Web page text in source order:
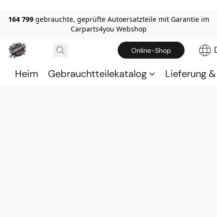
164 799 gebrauchte, geprüfte Autoersatzteile mit Garantie im
Carparts4you Webshop
Online-Shop
Heim Gebrauchtteilekatalog Lieferung